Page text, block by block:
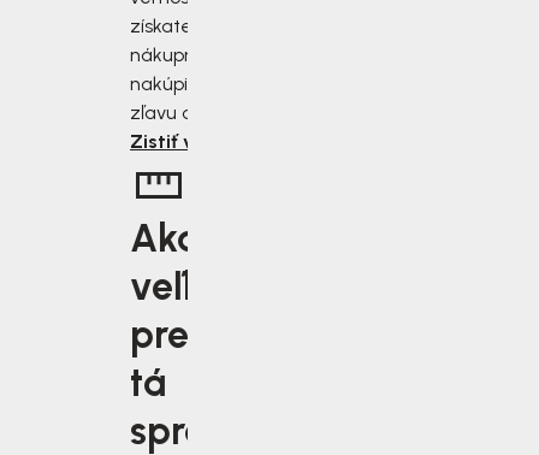
získate zľavu 2 až 10 % z
nákupnej ceny. Čím viac
nakúpite, tým väčšiu
zľavu od nás získate.
Zistiť viac
Aká
veľkosť je
pre vás
tá
správna?